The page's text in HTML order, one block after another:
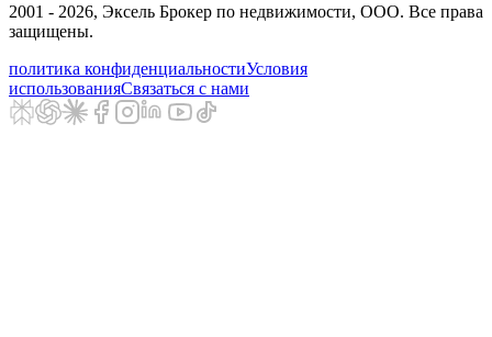
2001 - 2026, Эксель Брокер по недвижимости, ООО. Все права
защищены.
политика конфиденциальностиУсловия
использованияСвязаться с нами